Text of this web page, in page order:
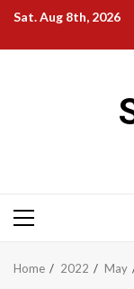
Skip
content
Sat. Aug 8th, 2026
Primary
Home 2022 May